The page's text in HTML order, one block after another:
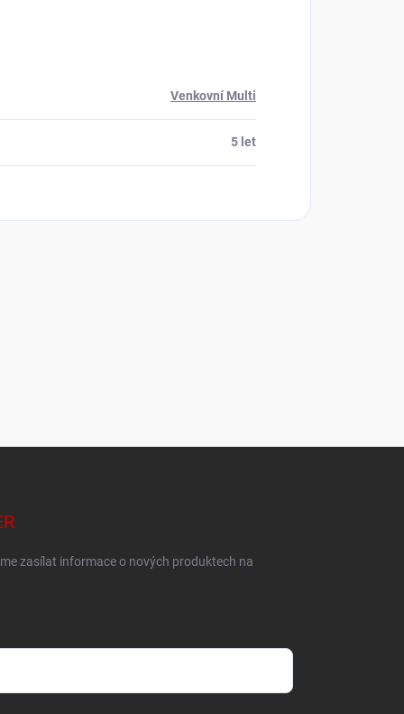
Venkovní Multi
5 let
zasílat informace o nových produktech na